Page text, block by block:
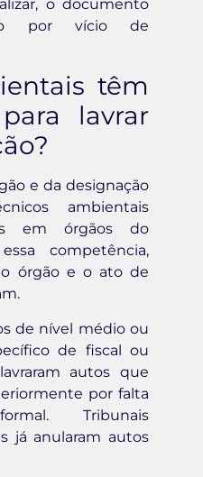
o documento
por vício de
têm
lavrar
e da designação
ambientais
em órgãos do
competência,
órgão e o ato de
de nível médio ou
de fiscal ou
autos que
por falta
Tribunais
já anularam autos